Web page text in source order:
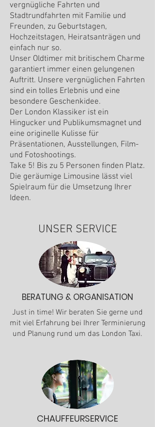
vergnügliche Fahrten und
Stadtrundfahrten mit Familie und
Freunden, zu Geburtstagen,
Hochzeitstagen, Heiratsanträgen und
einfach nur so.
Unser Oldtimer mit britischem Charme
garantiert immer einen gelungenen
Auftritt. Unsere vergnüglichen Fahrten
sind ein tolles Erlebnis und eine
besondere Geschenkidee.
Der London Klassiker ist ein
Hingucker und Publikumsmagnet und
eine originelle Kulisse für
Präsentationen, Ausstellungen, Film-
und Fotoshootings.
Take 5! Bis zu 5 Personen finden Platz.
Die geräumige Limousine lässt viel
Spielraum für die Umsetzung Ihrer
Ideen.
UNSER SERVICE
BERATUNG & ORGANISATION
Just in time! Wir beraten Sie gerne und
mit viel Erfahrung bei Ihrer Terminierung
und Planung rund um das London Taxi.
CHAUFFEURSERVICE